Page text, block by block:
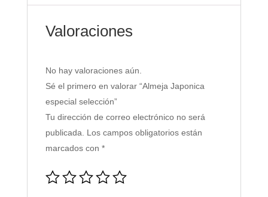
Valoraciones
No hay valoraciones aún.
Sé el primero en valorar “Almeja Japonica
especial selección”
Tu dirección de correo electrónico no será
publicada. Los campos obligatorios están
marcados con *